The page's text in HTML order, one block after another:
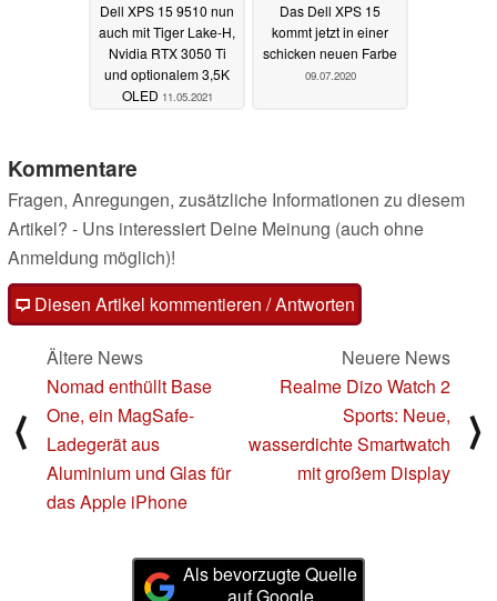
Dell XPS 15 9510 nun
auch mit Tiger Lake-H,
Nvidia RTX 3050 Ti
und optionalem 3,5K
OLED 11.05.2021
Das Dell XPS 15
kommt jetzt in einer
schicken neuen Farbe
09.07.2020
Kommentare
Fragen, Anregungen, zusätzliche Informationen zu diesem
Artikel? - Uns interessiert Deine Meinung (auch ohne
Anmeldung möglich)!
Diesen Artikel kommentieren / Antworten
⟨
Ältere News
Nomad enthüllt Base
One, ein MagSafe-
Ladegerät aus
Aluminium und Glas für
das Apple iPhone
Neuere News
Realme Dizo Watch 2
Sports: Neue,
wasserdichte Smartwatch
mit großem Display
⟩
Als bevorzugte Quelle